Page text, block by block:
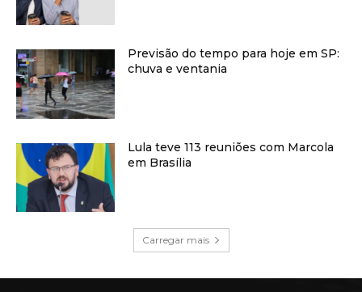
Previsão do tempo para hoje em SP:
chuva e ventania
Lula teve 113 reuniões com Marcola
em Brasília
Carregar mais